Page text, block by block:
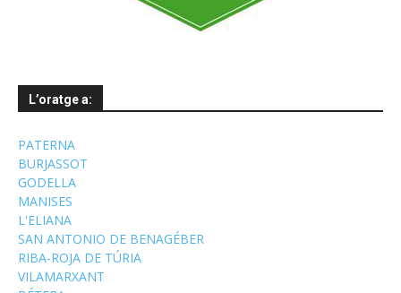
L’oratge a:
PATERNA
BURJASSOT
GODELLA
MANISES
L'ELIANA
SAN ANTONIO DE BENAGÉBER
RIBA-ROJA DE TÚRIA
VILAMARXANT